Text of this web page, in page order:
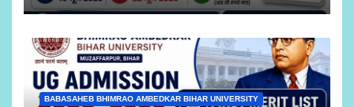
BABASAHEB BHIMRAO AMBEDKAR BIHAR UNIVERSITY